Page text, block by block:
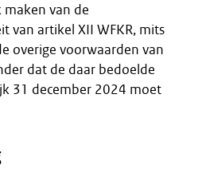
maken van de
van artikel XII WFKR, mits
overige voorwaarden van
dat de daar bedoelde
31 december 2024 moet